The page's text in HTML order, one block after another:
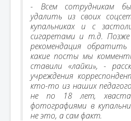
- Всем сотрудникам
удалить из своих
купальниках и с
сигаретами и т.д.
рекомендация
какие посты мы
ставили «лайки», -
учреждения
кто-то из наших
не по 18 лет,
фотографиями в
не это, а сам факт.